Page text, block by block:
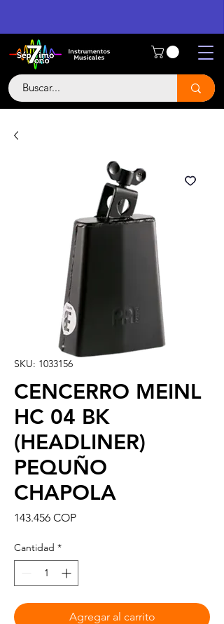
SKU: 1033156
CENCERRO MEINL
HC 04 BK
(HEADLINER)
PEQUÑO
CHAPOLA
143.456 COPPrecio
Cantidad *
Agregar al carrito